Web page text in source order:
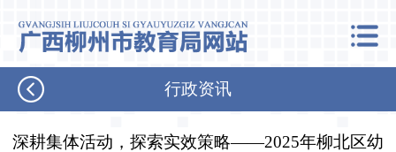
行政资讯
深耕集体活动，探索实效策略——2025年柳北区幼